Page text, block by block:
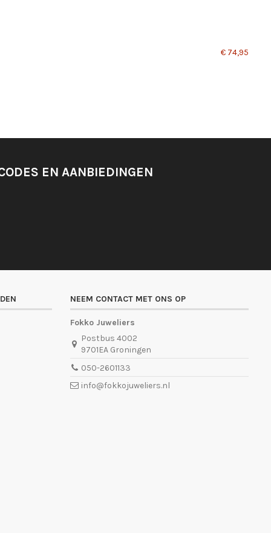
€ 74,95
EN AANBIEDINGEN
NEEM CONTACT MET ONS OP
Fokko Juweliers
Postbus 4002
9701EA Groningen
050-2601133
info@fokkojuweliers.nl